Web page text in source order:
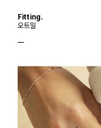
Fitting.
오트밀
ㅡ